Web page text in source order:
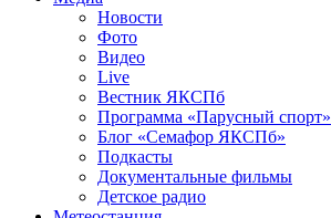
Новости
Фото
Видео
Live
Вестник ЯКСПб
Программа «Парусный спорт»
Блог «Семафор ЯКСПб»
Подкасты
Документальные фильмы
Детское радио